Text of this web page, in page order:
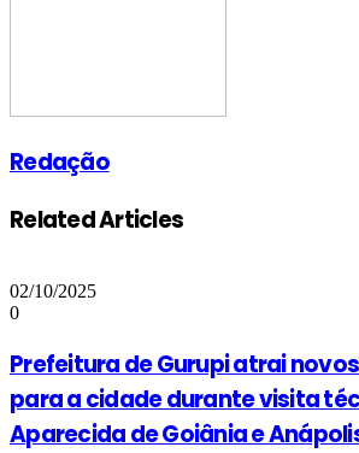
Redação
Related Articles
02/10/2025
0
Prefeitura de Gurupi atrai
para a cidade durante visita
Aparecida de Goiânia e